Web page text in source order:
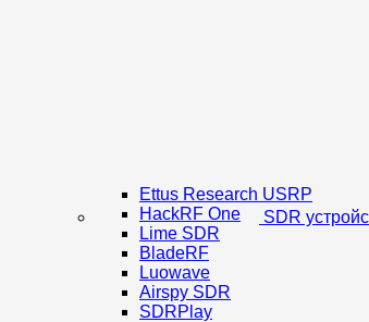
SDR
Ettus Research USRP
HackRF One
Lime SDR
BladeRF
Luowave
Airspy SDR
SDRPlay